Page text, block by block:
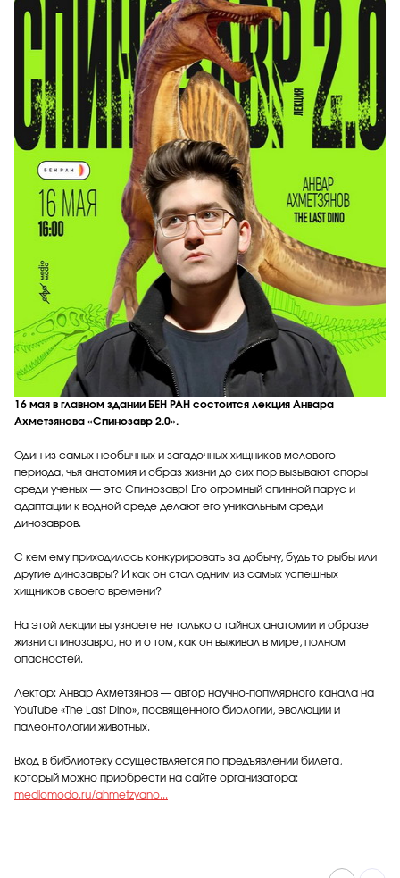
16 мая в главном здании БЕН РАН состоится лекция Анвара
Ахметзянова «Спинозавр 2.0».
Один из самых необычных и загадочных хищников мелового
периода, чья анатомия и образ жизни до сих пор вызывают споры
среди ученых — это Спинозавр! Его огромный спинной парус и
адаптации к водной среде делают его уникальным среди
динозавров.
С кем ему приходилось конкурировать за добычу, будь то рыбы или
другие динозавры? И как он стал одним из самых успешных
хищников своего времени?
На этой лекции вы узнаете не только о тайнах анатомии и образе
жизни спинозавра, но и о том, как он выживал в мире, полном
опасностей.
Лектор: Анвар Ахметзянов — автор научно-популярного канала на
YouTube «The Last Dino», посвященного биологии, эволюции и
палеонтологии животных.
Вход в библиотеку осуществляется по предъявлении билета,
который можно приобрести на сайте организатора:
mediomodo.ru/ahmetzyano...